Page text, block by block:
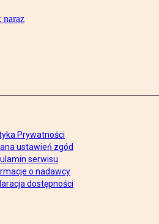
naraz
Prywatności
ustawień zgód
serwisu
o nadawcy
dostępności